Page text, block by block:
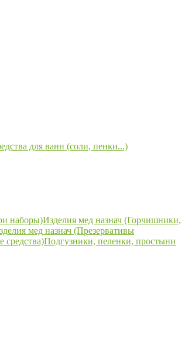
для ванн (соли, пенки...)
наборы)Изделия мед назнач (Горчишники,
мед назнач (Презервативы
средства)Подгузники, пеленки, простыни